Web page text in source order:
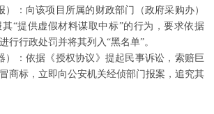
：向该项目所属的财政部门（政府采购办）
“提供虚假材料谋取中标”的行为，要求依据
行行政处罚并将其列入“黑名单”。
：依据《授权协议》提起民事诉讼，索赔巨
商标，立即向公安机关经侦部门报案，追究其